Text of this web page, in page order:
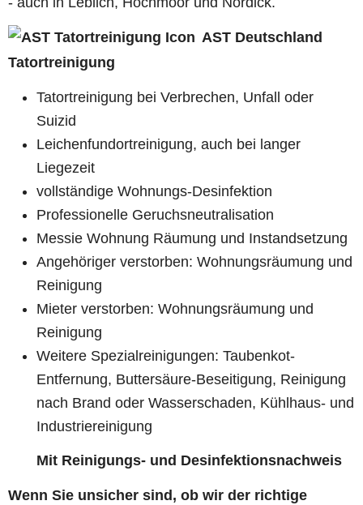
AST Deutschland
Tatortreinigung
Tatortreinigung bei Verbrechen, Unfall oder
Suizid
Leichenfundortreinigung, auch bei langer
Liegezeit
vollständige Wohnungs-Desinfektion
Professionelle Geruchsneutralisation
Messie Wohnung Räumung und Instandsetzung
Angehöriger verstorben: Wohnungsräumung und
Reinigung
Mieter verstorben: Wohnungsräumung und
Reinigung
Weitere Spezialreinigungen: Taubenkot-
Entfernung, Buttersäure-Beseitigung, Reinigung
nach Brand oder Wasserschaden, Kühlhaus- und
Industriereinigung
Mit Reinigungs- und Desinfektionsnachweis
Wenn Sie unsicher sind, ob wir der richtige